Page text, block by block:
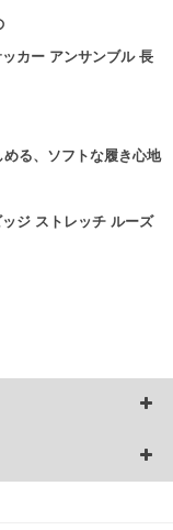
カー アンサンブル 長
る、ソフトな履き心地
ジ ストレッチ ルーズ